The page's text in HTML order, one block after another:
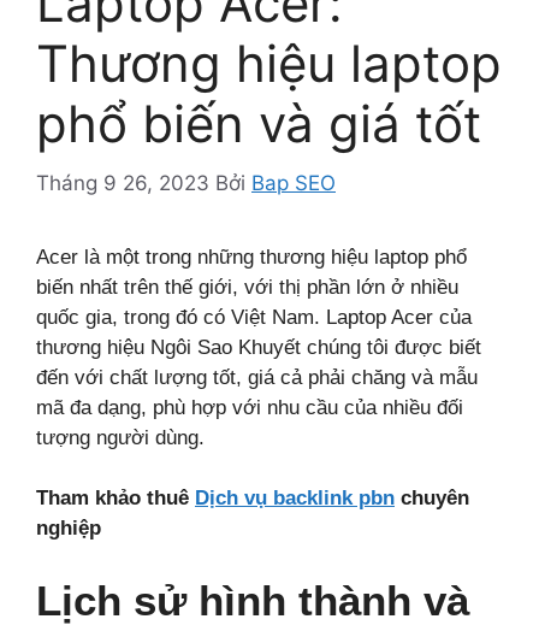
Thương hiệu laptop
phổ biến và giá tốt
Tháng 9 26, 2023 Bởi Bap SEO
Acer là một trong những thương hiệu laptop phổ
biến nhất trên thế giới, với thị phần lớn ở nhiều
quốc gia, trong đó có Việt Nam. Laptop Acer của
thương hiệu Ngôi Sao Khuyết chúng tôi được biết
đến với chất lượng tốt, giá cả phải chăng và mẫu
mã đa dạng, phù hợp với nhu cầu của nhiều đối
tượng người dùng.
Tham khảo thuê Dịch vụ backlink pbn chuyên
nghiệp
Lịch sử hình thành và